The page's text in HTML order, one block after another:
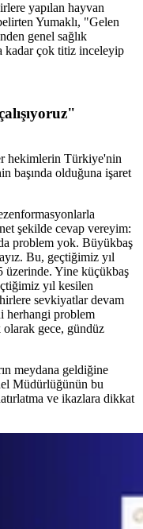
yapılan hayvan
Yumaklı, "Gelen
genel sağlık
kadar çok titiz inceleyip
hekimlerin Türkiye'nin
başında olduğuna işaret
şekilde cevap vereyim:
problem yok. Büyükbaş
Bu, geçtiğimiz yıl
üzerinde. Yine küçükbaş
yıl kesilen
sevkiyatlar devam
herhangi problem
olarak gece, gündüz
meydana geldiğine
Müdürlüğünün bu
ve ikazlara dikkat